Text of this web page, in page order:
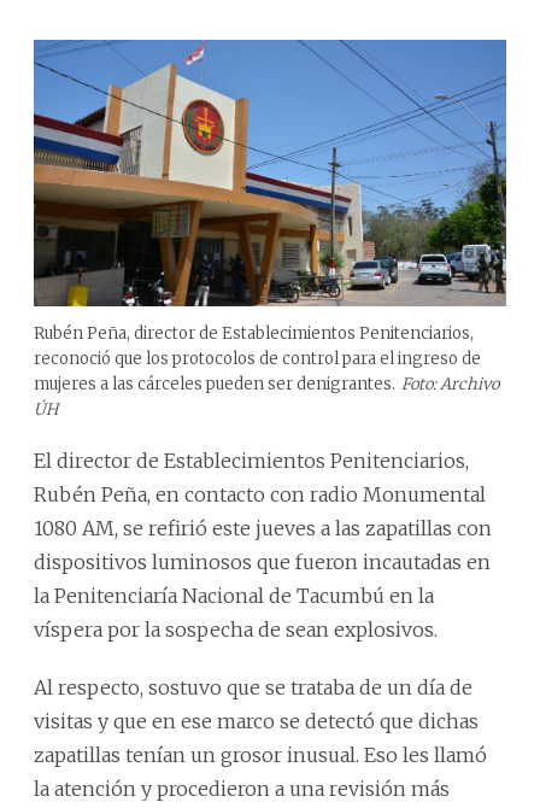
Rubén Peña, director de Establecimientos Penitenciarios,
reconoció que los protocolos de control para el ingreso de
mujeres a las cárceles pueden ser denigrantes. Foto: Archivo
ÚH
El director de Establecimientos Penitenciarios,
Rubén Peña, en contacto con radio Monumental
1080 AM, se refirió este jueves a las zapatillas con
dispositivos luminosos que fueron incautadas en
la Penitenciaría Nacional de Tacumbú en la
víspera por la sospecha de sean explosivos.
Al respecto, sostuvo que se trataba de un día de
visitas y que en ese marco se detectó que dichas
zapatillas tenían un grosor inusual. Eso les llamó
la atención y procedieron a una revisión más